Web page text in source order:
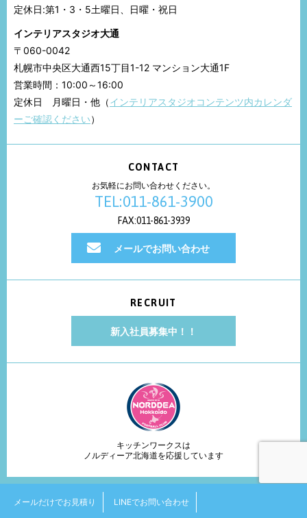
定休日:第1・3・5土曜日、日曜・祝日
インテリアスタジオ大通
〒060-0042
札幌市中央区大通西15丁目1-12 マンション大通1F
営業時間：10:00～16:00
定休日 月曜日・他（インテリアスタジオコンテンツ内カレンダ
ーご確認ください）
CONTACT
お気軽にお問い合わせください。
TEL:011-861-3900
FAX:011-861-3939
メールでお問い合わせ
RECRUIT
新入社員募集中！！
キッチンワークスは
ノルディーア北海道を応援しています
メールだけでお見積り LINEでお問い合わせ